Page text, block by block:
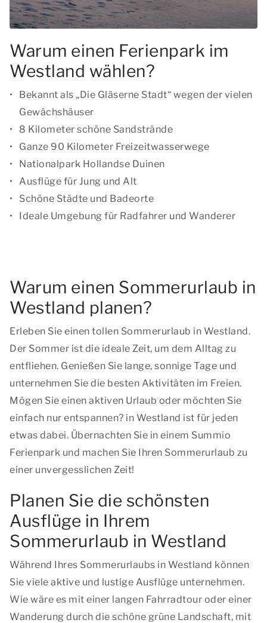
Warum einen Ferienpark im
Westland wählen?
Bekannt als „Die Gläserne Stadt“ wegen der vielen
Gewächshäuser
8 Kilometer schöne Sandstrände
Ganze 90 Kilometer Freizeitwasserwege
Nationalpark Hollandse Duinen
Ausflüge für Jung und Alt
Schöne Städte und Badeorte
Ideale Umgebung für Radfahrer und Wanderer
Warum einen Sommerurlaub in
Westland planen?
Erleben Sie einen tollen Sommerurlaub in Westland.
Der Sommer ist die ideale Zeit, um dem Alltag zu
entfliehen. Genießen Sie lange, sonnige Tage und
unternehmen Sie die besten Aktivitäten im Freien.
Mögen Sie einen aktiven Urlaub oder möchten Sie
einfach nur entspannen? in Westland ist für jeden
etwas dabei. Übernachten Sie in einem Summio
Ferienpark und machen Sie Ihren Sommerurlaub zu
einer unvergesslichen Zeit!
Planen Sie die schönsten
Ausflüge in Ihrem
Sommerurlaub in Westland
Während Ihres Sommerurlaubs in Westland können
Sie viele aktive und lustige Ausflüge unternehmen.
Wie wäre es mit einer langen Fahrradtour oder einer
Wanderung durch die schöne grüne Landschaft, mit